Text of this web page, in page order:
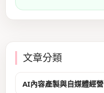
文章分類
AI內容產製與自媒體經營